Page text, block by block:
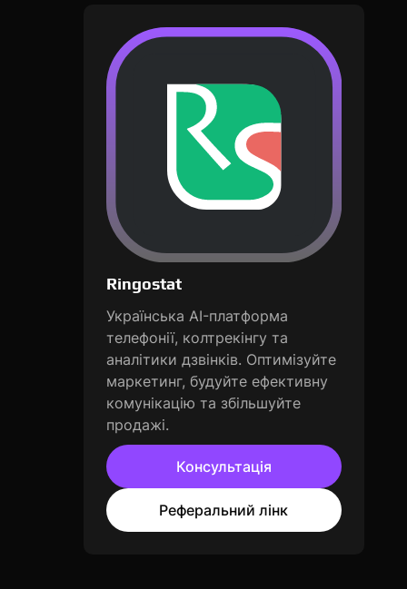
Ringostat
Українська AI-платформа
телефонії, колтрекінгу та
аналітики дзвінків. Оптимізуйте
маркетинг, будуйте ефективну
комунікацію та збільшуйте
продажі.
Консультація
Реферальний лінк